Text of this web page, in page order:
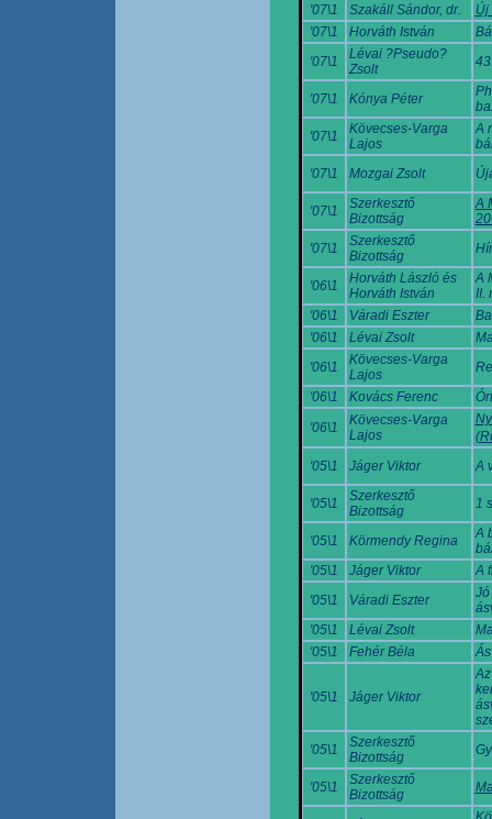
'07\1
Szakáll Sándor, dr.
Új
'07\1
Horváth István
'07\1
Lévai ?Pseudo?
Zsolt
'07\1 Kónya Péter
'07\1
Kövecses-Varga
Lajos
A
'07\1
Mozgai Zsolt
'07\1
Szerkesztő
Bizottság
A
'07\1
Szerkesztő
Bizottság
'06\1
Horváth László és
Horváth István
A
II.
'06\1
Váradi Eszter
'06\1
Lévai Zsolt
'06\1
Kövecses-Varga
Lajos
'06\1
Kovács Ferenc
'06\1
Kövecses-Varga
Lajos
'05\1
Jáger Viktor A
'05\1
Szerkesztő
Bizottság
1
'05\1 Körmendy Regina
A
'05\1
Jáger Viktor
A
'05\1
Váradi Eszter
Jó
'05\1
Lévai Zsolt
'05\1
Fehér Béla
'05\1 Jáger Viktor
'05\1
Szerkesztő
Bizottság
'05\1
Szerkesztő
Bizottság